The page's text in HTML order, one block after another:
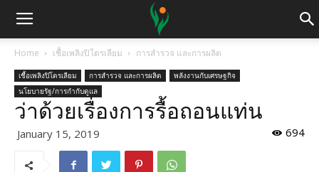
Home เชื้อเพลิงปิโตรเลียม การสำรวจ และการผลิต
เชื้อเพลิงปิโตรเลียม การสำรวจ และการผลิต
พลังงานกับเศรษฐกิจ
นโยบายรัฐ/การกำกับดูแล
ว่าด้วยเรื่องการรื้อถอนแท่น
January 15, 2019 694